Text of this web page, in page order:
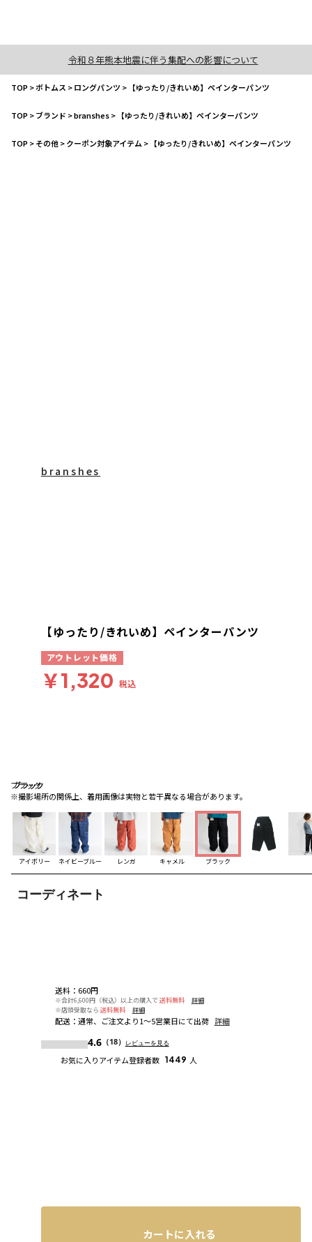
令和８年熊本地震に伴う集配への影響について
TOP>ボトムス >ロングパンツ > 【ゆったり/きれいめ】ペインターパンツ
TOP>ブランド >branshes> 【ゆったり/きれいめ】ペインターパンツ
TOP>その他>クーポン対象アイテム > 【ゆったり/きれいめ】ペインターパンツ
ブラック
※撮影場所の関係上、着用画像は実物と若干異なる場合があります。
ブラック
ブラック
アイボリー ネイビーブルー レンガ キャメル ブラック
コーディネート
送料： 660円
※合計6,600円（税込）以上の購入で 送料無料
詳細
※店頭受取なら 送料無料 詳細
配送： 通常、ご注文より1～5営業日にて出荷 詳細
4.6（18） レビューを見る
お気に入りアイテム登録者数 1449 人
branshes
【ゆったり/きれいめ】ペインターパンツ
アウトレット価格
￥1,320 税込
カートに入れる